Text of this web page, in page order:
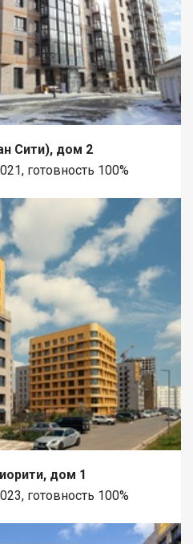
Сити), дом 2
готовность 100%
дом 1
готовность 100%